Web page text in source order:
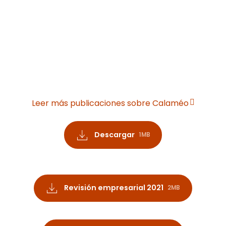
Leer más publicaciones sobre Calaméo
Descargar 1MB
Revisión empresarial 2021 2MB